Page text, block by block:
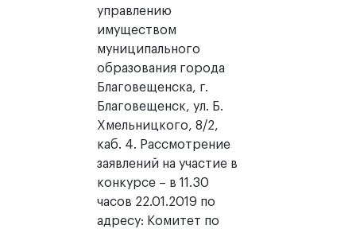
управлению
имуществом
муниципального
образования города
Благовещенска, г.
Благовещенск, ул. Б.
Хмельницкого, 8/2,
каб. 4. Рассмотрение
заявлений на участие в
конкурсе – в 11.30
часов 22.01.2019 по
адресу: Комитет по